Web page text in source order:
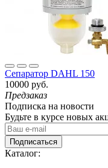
Сепаратор DAHL 150
10000 руб.
Предзаказ
Подписка на новости
Будьте в курсе новых
Подписаться
Каталог: